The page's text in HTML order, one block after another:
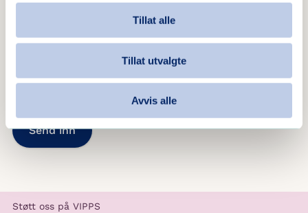
Tillat alle
Tillat utvalgte
Avvis alle
dekker vakter i alle fire
døgnavdelinger.
Støtt oss på VIPPS